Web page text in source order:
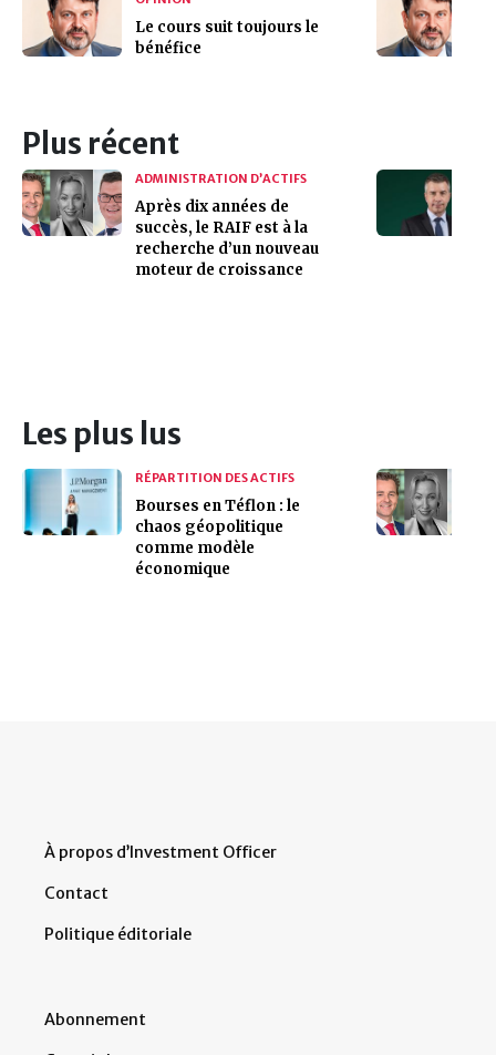
Le cours suit toujours le
bénéfice
Plus récent
ADMINISTRATION D’ACTIFS
Après dix années de
succès, le RAIF est à la
recherche d’un nouveau
moteur de croissance
Les plus lus
RÉPARTITION DES ACTIFS
Bourses en Téflon : le
chaos géopolitique
comme modèle
économique
À propos d’Investment Officer
Contact
Politique éditoriale
Abonnement